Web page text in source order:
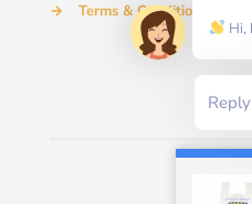
→
Terms & Condition
Hi,